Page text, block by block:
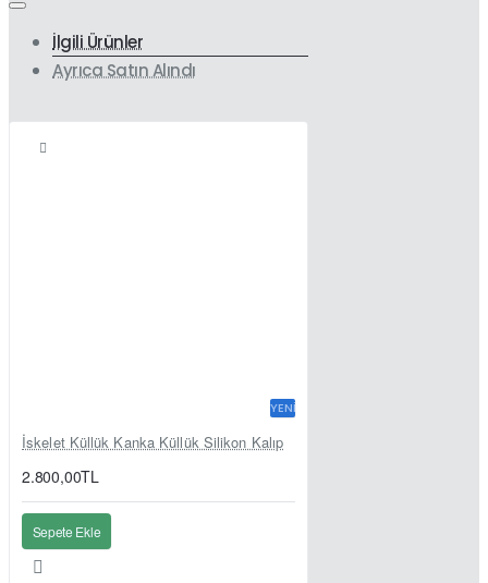
İlgili Ürünler
Ayrıca Satın Alındı
YENI
İskelet Küllük Kanka Küllük Silikon Kalıp
2.800,00TL
Sepete Ekle